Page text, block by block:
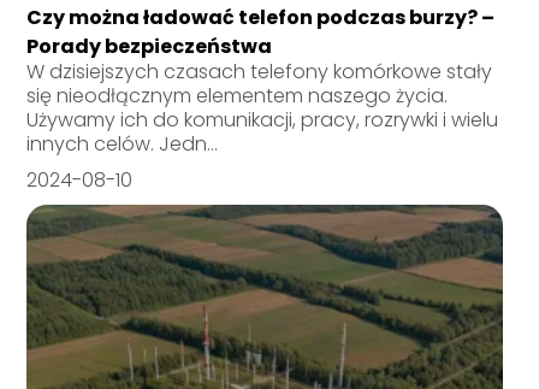
Czy można ładować telefon podczas burzy? –
Porady bezpieczeństwa
W dzisiejszych czasach telefony komórkowe stały
się nieodłącznym elementem naszego życia.
Używamy ich do komunikacji, pracy, rozrywki i wielu
innych celów. Jedn...
2024-08-10